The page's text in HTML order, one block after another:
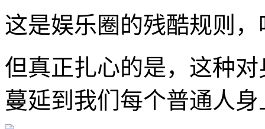
这是娱乐圈的残酷规则
但真正扎心的是，这种
蔓延到我们每个普通人身